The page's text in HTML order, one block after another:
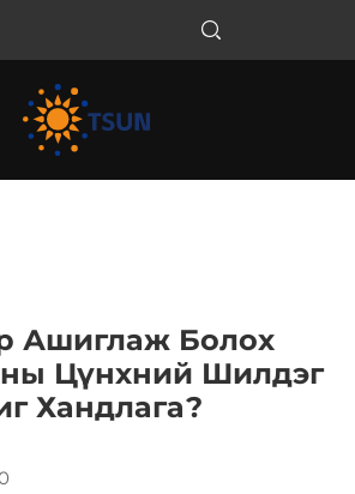
Ашиглаж Болох
Цүнхний Шилдэг
Хандлага?